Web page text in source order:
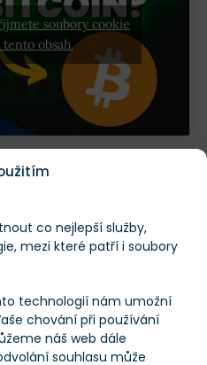
co nejlepší služby,
mezi které patří i soubory
technologií nám umožní
chování při používání
náš web dále
souhlasu může
soubory cookie
obsah.
kryptoměnovou
pro úplné
rychle.
že pokud nakupujete za